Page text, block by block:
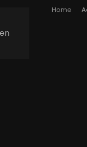
Home